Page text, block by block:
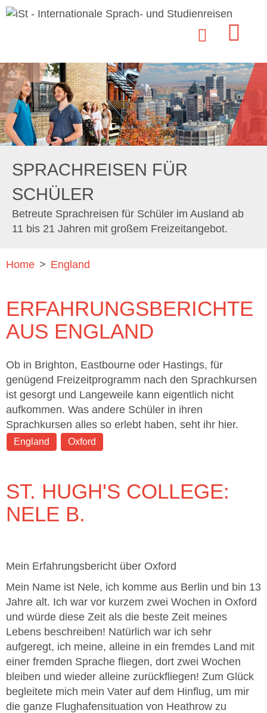
SPRACHREISEN FÜR
SCHÜLER
Betreute Sprachreisen für Schüler im Ausland ab
11 bis 21 Jahren mit großem Freizeitangebot.
Home > England
ERFAHRUNGSBERICHTE
AUS ENGLAND
Ob in Brighton, Eastbourne oder Hastings, für
genügend Freizeitprogramm nach den Sprachkursen
ist gesorgt und Langeweile kann eigentlich nicht
aufkommen. Was andere Schüler in ihren
Sprachkursen alles so erlebt haben, seht ihr hier.
England Oxford
ST. HUGH'S COLLEGE:
NELE B.
Mein Erfahrungsbericht über Oxford
Mein Name ist Nele, ich komme aus Berlin und bin 13
Jahre alt. Ich war vor kurzem zwei Wochen in Oxford
und würde diese Zeit als die beste Zeit meines
Lebens beschreiben! Natürlich war ich sehr
aufgeregt, ich meine, alleine in ein fremdes Land mit
einer fremden Sprache fliegen, dort zwei Wochen
bleiben und wieder alleine zurückfliegen! Zum Glück
begleitete mich mein Vater auf dem Hinflug, um mir
die ganze Flughafensituation von Heathrow zu